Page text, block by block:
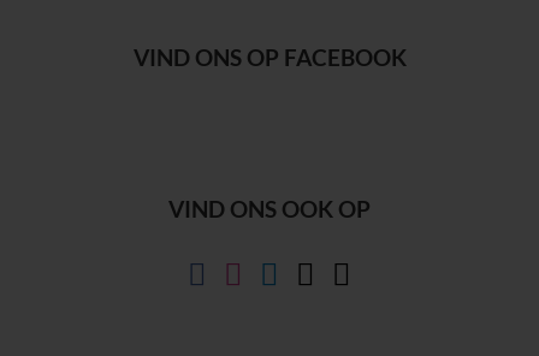
VIND ONS OP FACEBOOK
VIND ONS OOK OP